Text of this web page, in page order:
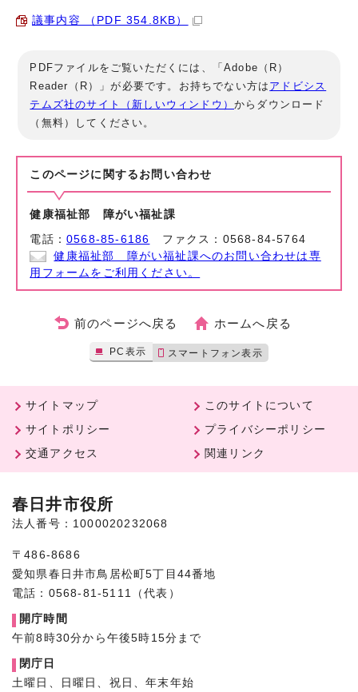
議事内容 （PDF 354.8KB）
PDFファイルをご覧いただくには、「Adobe（R）
Reader（R）」が必要です。お持ちでない方は アドビシス
テムズ社のサイト（新しいウィンドウ）からダウンロード
（無料）してください。
このページに関する お問い合わせ
健康福祉部 障がい福祉課
電話：0568-85-6186 ファクス：0568-84-5764
健康福祉部 障がい福祉課へのお問い合わせは専
用フォームをご利用ください。
前のページへ戻る ホームへ戻る
PC表示 スマートフォン表示
サイトマップ
このサイトについて
サイトポリシー
プライバシーポリシー
交通アクセス
関連リンク
春日井市役所
法人番号：1000020232068
〒486-8686
愛知県春日井市鳥居松町5丁目44番地
電話：0568-81-5111（代表）
開庁時間
午前8時30分から午後5時15分まで
閉庁日
土曜日、日曜日、祝日、年末年始